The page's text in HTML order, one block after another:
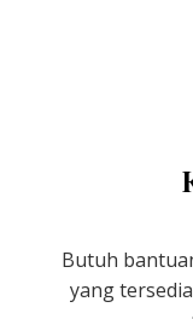
Butuh
yang